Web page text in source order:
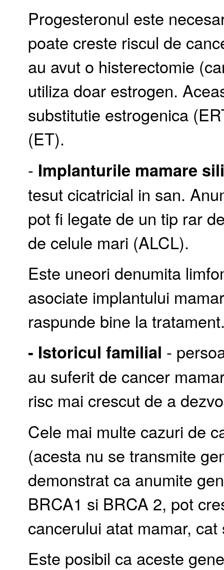
Progesteronul este
poate creste riscul de
au avut o histerectomie
utiliza doar estrogen.
substitutie estrogenica
(ET).
- Implanturile mamare
tesut cicatricial in san.
pot fi legate de un tip rar
de celule mari (ALCL).
Este uneori denumita
asociate implantului
raspunde bine la
- Istoricul familial -
au suferit de cancer
risc mai crescut de a
Cele mai multe cazuri de
(acesta nu se transmite
demonstrat ca anumite
BRCA1 si BRCA 2, pot
cancerului atat mamar, cat
Este posibil ca aceste